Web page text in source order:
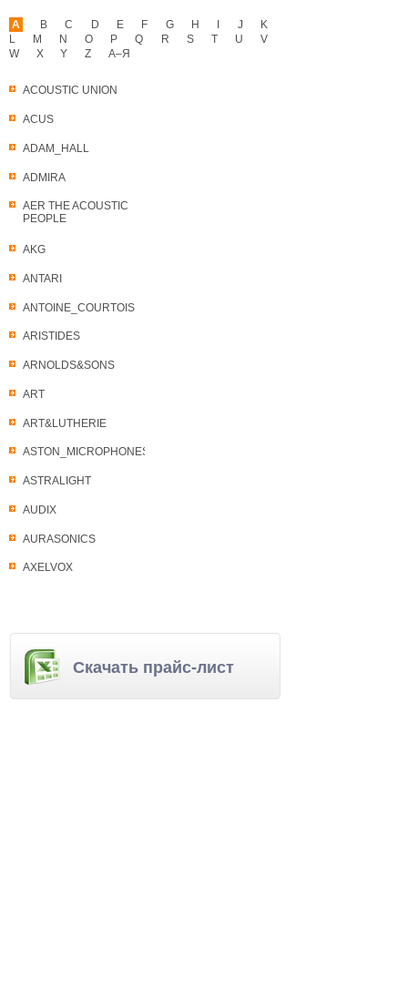
A
ACOUSTIC UNION
ACUS
ADAM_HALL
ADMIRA
AER THE ACOUSTIC
PEOPLE
AKG
ANTARI
ANTOINE_COURTOIS
ARISTIDES
ARNOLDS&SONS
ART
ART&LUTHERIE
ASTON_MICROPHONES
ASTRALIGHT
AUDIX
AURASONICS
AXELVOX
B C D E F G H J
K
L
M N O P Q R S T U
V
W
X Y Z А–Я
Скачать прайс-лист